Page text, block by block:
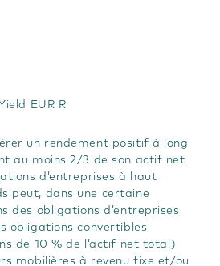
EUR R
un rendement positif à long
au moins 2/3 de son actif net
d’entreprises à haut
peut, dans une certaine
des obligations d’entreprises
obligations convertibles
de 10 % de l’actif net total)
mobilières à revenu fixe et/ou